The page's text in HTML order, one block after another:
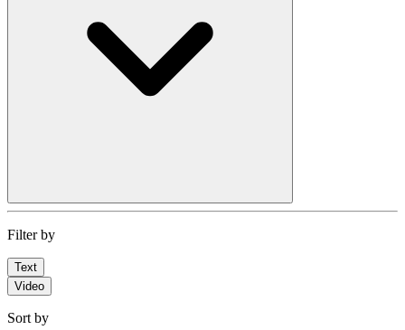
Filter by
Text
Video
Sort by